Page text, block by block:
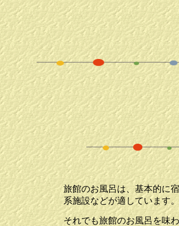
旅館のお風呂は、基本的に
系施設などが適しています。
それでも旅館のお風呂を味